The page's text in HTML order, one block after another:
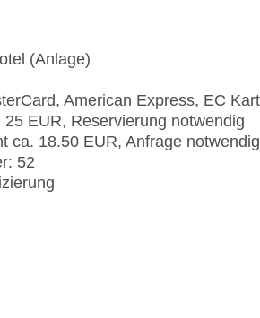
(Anlage)
American Express, EC
EUR, Reservierung notwendig
ca. 18.50 EUR, Anfrage notwendig
52